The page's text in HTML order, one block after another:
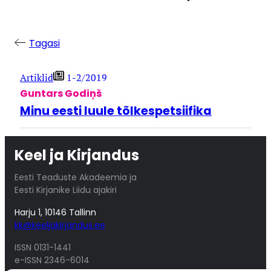
Tagasi
Artiklid 1-2/2019
Guntars Godiņš
Minu eesti luule tõlkespetsiifika
Keel ja Kirjandus
Eesti Teaduste Akadeemia ja
Eesti Kirjanike Liidu ajakiri
Harju 1, 10146 Tallinn
kk@keeljakirjandus.ee
ISSN 0131-1441
e-ISSN 2346-6014